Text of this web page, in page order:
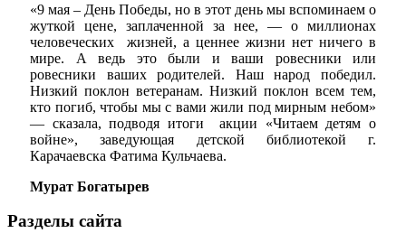
«9 мая – День Победы, но в этот день мы вспоминаем о
жуткой цене, заплаченной за нее, — о миллионах
человеческих жизней, а ценнее жизни нет ничего в
мире. А ведь это были и ваши ровесники или
ровесники ваших родителей. Наш народ победил.
Низкий поклон ветеранам. Низкий поклон всем тем,
кто погиб, чтобы мы с вами жили под мирным небом»
— сказала, подводя итоги акции «Читаем детям о
войне», заведующая детской библиотекой г.
Карачаевска Фатима Кульчаева.
Мурат Богатырев
Разделы сайта